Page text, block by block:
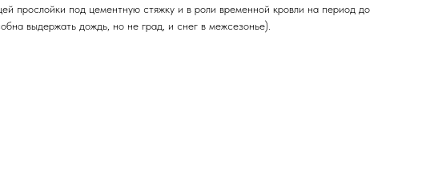
прослойки под цементную стяжку и в роли временной кровли на период до
выдержать дождь, но не град, и снег в межсезонье).